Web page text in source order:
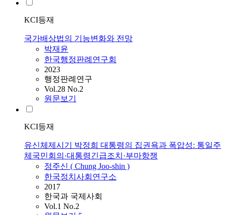
KCI등재
국가배상법의 기능변화와 전망
박재윤
한국행정판례연구회
2023
행정판례연구
Vol.28 No.2
원문보기
KCI등재
유신체제시기 박정희 대통령의 집권욕과 폭압성: 통일주
체국민회의·대통령긴급조치·부마항쟁
정주신 ( Chung Joo-shin )
한국정치사회연구소
2017
한국과 국제사회
Vol.1 No.2